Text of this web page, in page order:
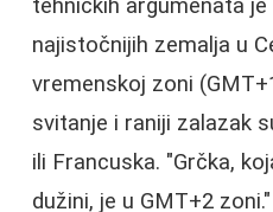
tehničkih argumenata je
najistočnijih zemalja u
vremenskoj zoni
svitanje i raniji zalazak
ili Francuska. "Grčka,
dužini, je u GMT+2